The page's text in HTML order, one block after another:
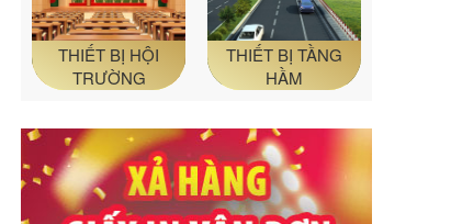
THIẾT BỊ HỘI
TRƯỜNG
THIẾT BỊ TẦNG
HẦM